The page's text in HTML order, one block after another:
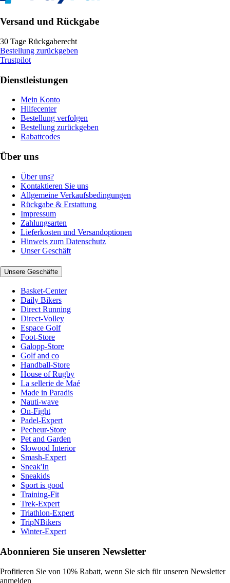
Versand und Rückgabe
30 Tage Rückgaberecht
Bestellung zurückgeben
Trustpilot
Dienstleistungen
Mein Konto
Hilfecenter
Bestellung verfolgen
Bestellung zurückgeben
Rabattcodes
Über uns
Über uns?
Kontaktieren Sie uns
Allgemeine Verkaufsbedingungen
Rückgabe & Erstattung
Impressum
Zahlungsarten
Lieferkosten und Versandoptionen
Hinweis zum Datenschutz
Unser Geschäft
Unsere Geschäfte
Basket-Center
Daily Bikers
Direct Running
Direct-Volley
Espace Golf
Foot-Store
Galopp-Store
Golf and co
Handball-Store
House of Rugby
La sellerie de Maé
Made in Paradis
Nauti-wave
On-Fight
Padel-Expert
Pecheur-Store
Pet and Garden
Slowood Interior
Smash-Expert
Sneak'In
Sneakids
Sport is good
Training-Fit
Trek-Expert
Triathlon-Expert
TripNBikers
Winter-Expert
Abonnieren Sie unseren Newsletter
Profitieren Sie von 10% Rabatt, wenn Sie sich für unseren Newsletter
anmelden